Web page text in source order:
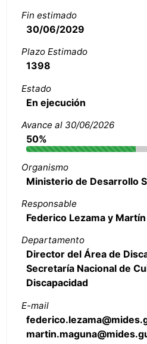
Fin estimado
30/06/2029
Plazo Estimado
1398
Estado
En ejecución
Avance al 30/06/2026
50%
Organismo
Ministerio de Desarrollo
Responsable
Federico Lezama y
Departamento
Director del Área de
Secretaría Nacional de
Discapacidad
E-mail